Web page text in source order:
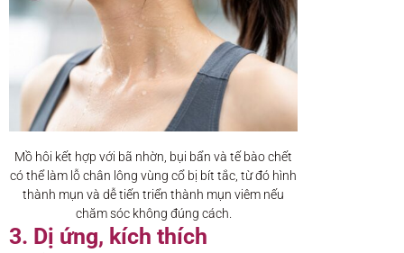
Mồ hôi kết hợp với bã nhờn, bụi bẩn và tế bào chết
có thể làm lỗ chân lông vùng cổ bị bít tắc, từ đó hình
thành mụn và dễ tiến triển thành mụn viêm nếu
chăm sóc không đúng cách.
3. Dị ứng, kích thích